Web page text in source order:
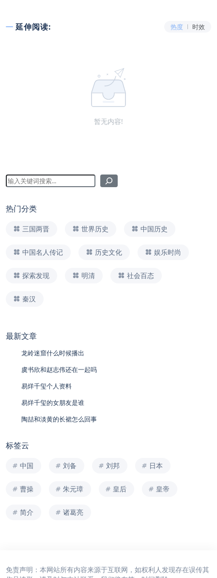
延伸阅读: 热度 时效
暂无内容!
热门分类
三国两晋 世界历史 中国历史
中国名人传记 历史文化 娱乐时尚
探索发现 明清 社会百态
秦汉
最新文章
龙岭迷窟什么时候播出
虞书欣和赵志伟还在一起吗
易烊千玺个人资料
易烊千玺的女朋友是谁
陶喆和淡黄的长裙怎么回事
标签云
中国 刘备 刘邦 日本
曹操 朱元璋 皇后 皇帝
简介 诸葛亮
免责声明：本网站所有内容来源于互联网，如权利人发现存在误传其